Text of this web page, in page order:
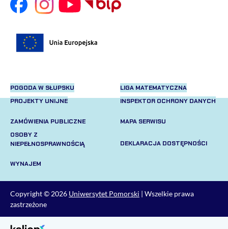
POGODA W SŁUPSKU
PROJEKTY UNIJNE
LIGA MATEMATYCZNA
INSPEKTOR OCHRONY DANYCH
ZAMÓWIENIA PUBLICZNE
OSOBY Z
NIEPEŁNOSPRAWNOŚCIĄ
MAPA SERWISU
DEKLARACJA DOSTĘPNOŚCI
WYNAJEM
Copyright © 2026 Uniwersytet Pomorski | Wszelkie prawa
zastrzeżone